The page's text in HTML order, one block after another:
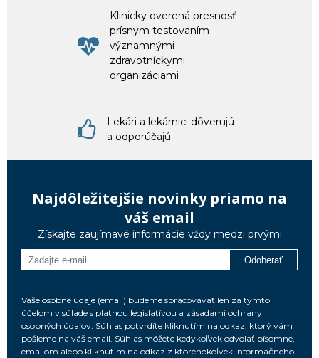
Klinicky overená presnosť
prísnym testovaním
významnými
zdravotníckymi
organizáciami
Lekári a lekárnici dôverujú
a odporúčajú
Najdôležitejšie novinky priamo na
váš email
Získajte zaujímavé informácie vždy medzi prvými
Odoberať
Vaše osobné údaje (email) budeme spracovávať len za týmto
účelom v súlade s platnou legislatívou a zásadami ochrany
osobných údajov. Súhlas potvrdíte kliknutím na odkaz, ktorý vám
pošleme na váš email. Súhlas môžete kedykoľvek odvolať písomne,
emailom alebo kliknutím na odkaz z ktoréhokoľvek informačného